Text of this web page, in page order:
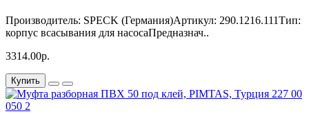
Производитель: SPECK (Германия)Артикул: 290.1216.111Тип:
корпус всасывания для насосаПредназнач..
3314.00р.
Купить